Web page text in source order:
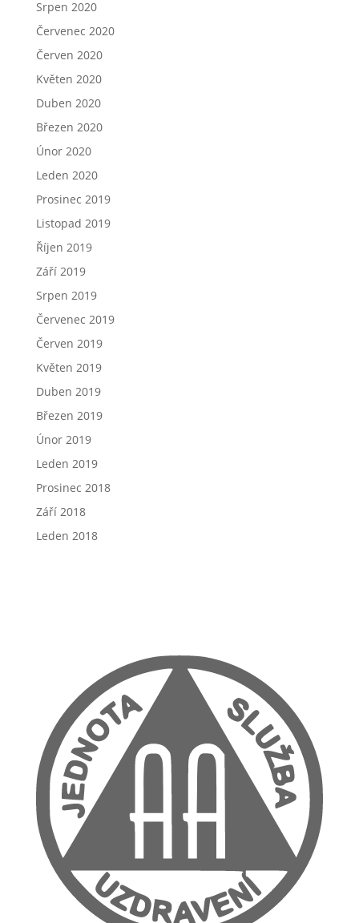
Srpen 2020
Červenec 2020
Červen 2020
Květen 2020
Duben 2020
Březen 2020
Únor 2020
Leden 2020
Prosinec 2019
Listopad 2019
Říjen 2019
Září 2019
Srpen 2019
Červenec 2019
Červen 2019
Květen 2019
Duben 2019
Březen 2019
Únor 2019
Leden 2019
Prosinec 2018
Září 2018
Leden 2018